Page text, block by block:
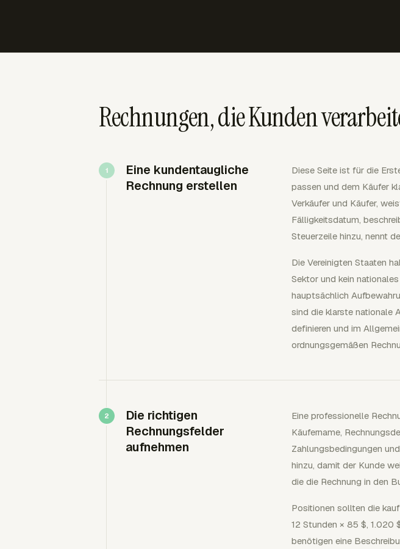
Rechnungen, die Kunden
Eine kundentaugliche
Rechnung erstellen
Diese Seite ist für die
passen und dem Käufer
Verkäufer und Käufer,
Fälligkeitsdatum,
Steuerzeile hinzu, nennt
Die Vereinigten Staaten
Sektor und kein
hauptsächlich
sind die klarste nationale
definieren und im
ordnungsgemäßen
Die richtigen
Rechnungsfelder
aufnehmen
Eine professionelle
Käufername,
Zahlungsbedingungen
hinzu, damit der Kunde
die die Rechnung in den
Positionen sollten die
12 Stunden × 85 $, 1.020
benötigen eine